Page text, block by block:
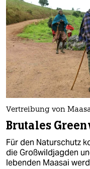
Vertreibung von
Brutales
Für den Naturschutz
die Großwildjagden
lebenden Maasai